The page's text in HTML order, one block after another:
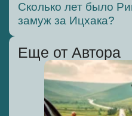
Сколько лет было
замуж за Ицхака?
Еще от Автора